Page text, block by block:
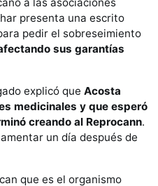
presenta una escrito
pedir el sobreseimiento
sus garantías
explicó que Acosta
medicinales y que esperó
creando al Reprocann.
un día después de
que es el organismo